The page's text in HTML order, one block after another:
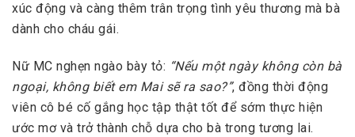
xúc động và càng thêm trân trọng tình yêu thương mà bà
dành cho cháu gái.
Nữ MC nghẹn ngào bày tỏ: “Nếu một ngày không còn bà
ngoại, không biết em Mai sẽ ra sao?”, đồng thời động
viên cô bé cố gắng học tập thật tốt để sớm thực hiện
ước mơ và trở thành chỗ dựa cho bà trong tương lai.